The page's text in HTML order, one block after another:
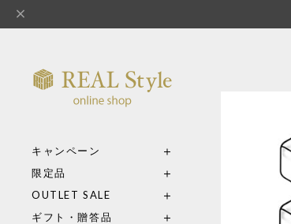
キャンペーン
限定品
OUTLET SALE
ギフト・贈答品